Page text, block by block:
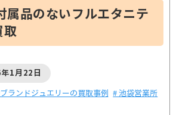
属品のないフルエタニテ
取
1月22日
ランドジュエリーの買取事例 # 池袋営業所